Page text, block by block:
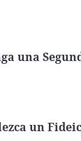
una
un